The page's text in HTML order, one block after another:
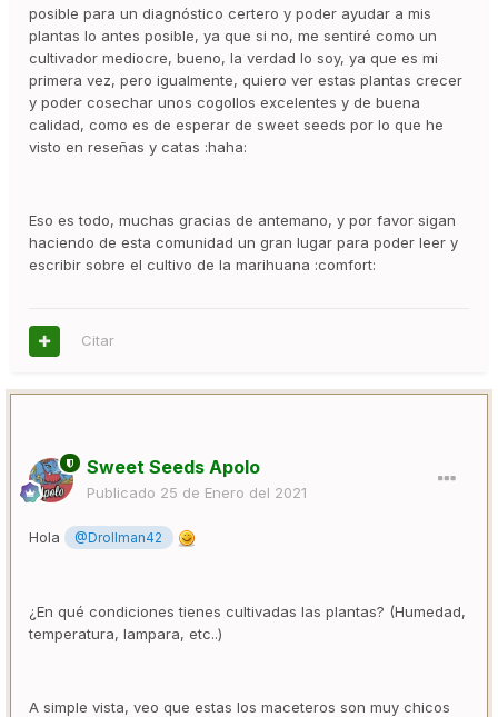
posible para un diagnóstico certero y poder ayudar a mis
plantas lo antes posible, ya que si no, me sentiré como un
cultivador mediocre, bueno, la verdad lo soy, ya que es mi
primera vez, pero igualmente, quiero ver estas plantas crecer
y poder cosechar unos cogollos excelentes y de buena
calidad, como es de esperar de sweet seeds por lo que he
visto en reseñas y catas :haha:
Eso es todo, muchas gracias de antemano, y por favor sigan
haciendo de esta comunidad un gran lugar para poder leer y
escribir sobre el cultivo de la marihuana :comfort:
Citar
Sweet Seeds Apolo
Publicado 25 de Enero del 2021
Hola @Drollman42
¿En qué condiciones tienes cultivadas las plantas? (Humedad,
temperatura, lampara, etc..)
A simple vista, veo que estas los maceteros son muy chicos